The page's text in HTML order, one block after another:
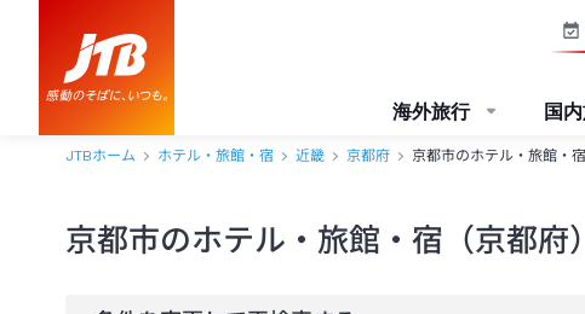
海外旅行 国
JTBホーム ホテル・旅館・宿 近畿 京都府 京都市のホテル・旅館・宿
京都市のホテル・旅館・宿（京都府